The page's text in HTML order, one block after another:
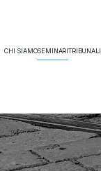
CHI SIAMOSEMINARITRIBUNALI